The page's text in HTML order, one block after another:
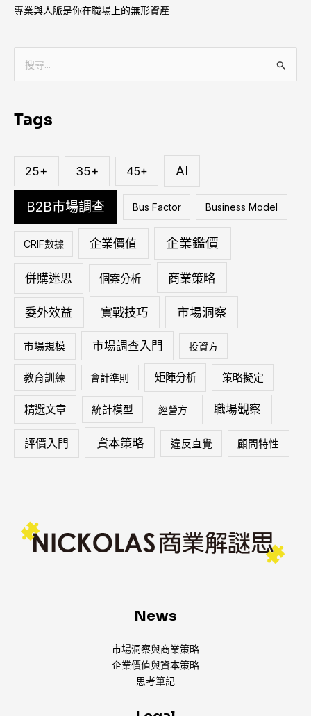
專業與人脈是你在職場上的無形資產
鍵
Tags
25+ 35+ 45+ AI
B2B市場調查 Bus Factor Business Model
CRIF數據 企業價值 企業鑑價
併購迷思 個案分析 商業策略
委外效益 實戰技巧 市場洞察
市場規模 市場調查入門 投資方
教育訓練 會計準則 矩陣分析 策略擬定
精選文章 統計模型 經營方 職場觀察
評價入門 資本策略 違反直覺 顧問特性
News
市場洞察與商業策略
企業價值與資本策略
思考筆記